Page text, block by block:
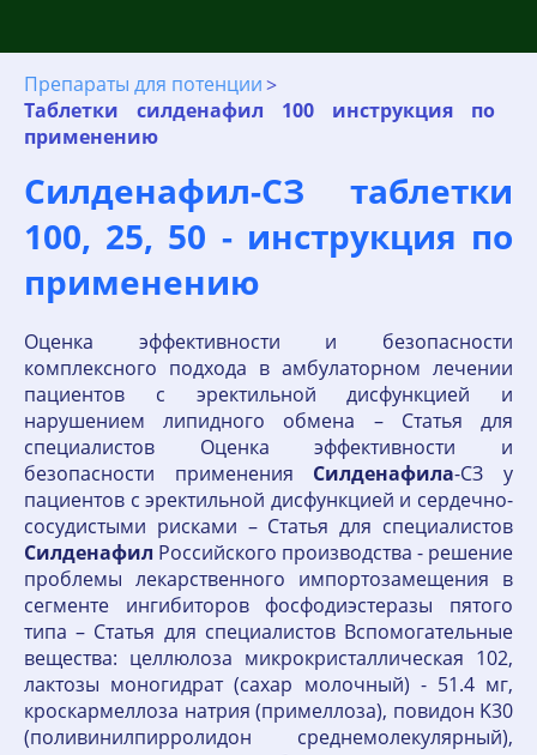
Препараты для потенции
Таблетки силденафил 100 инструкция по
применению
Силденафил-СЗ таблетки
100, 25, 50 - инструкция по
применению
Оценка эффективности и безопасности
комплексного подхода в амбулаторном лечении
пациентов c эректильной дисфункцией и
нарушением липидного обмена – Статья для
специалистов Оценка эффективности и
безопасности применения Силденафила-СЗ у
пациентов с эректильной дисфункцией и сердечно-
сосудистыми рисками – Статья для специалистов
Силденафил Российского производства - решение
проблемы лекарственного импортозамещения в
сегменте ингибиторов фосфодиэстеразы пятого
типа – Статья для специалистов Вспомогательные
вещества: целлюлоза микрокристаллическая 102,
лактозы моногидрат (сахар молочный) - 51.4 мг,
кроскармеллоза натрия (примеллоза), повидон K30
(поливинилпирролидон среднемолекулярный),